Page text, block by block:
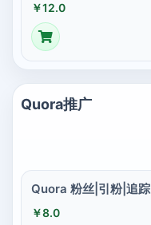
￥12.0
Quora推广
Quora 粉丝|引粉|追踪
￥8.0